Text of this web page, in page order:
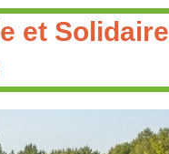
et Solidaire